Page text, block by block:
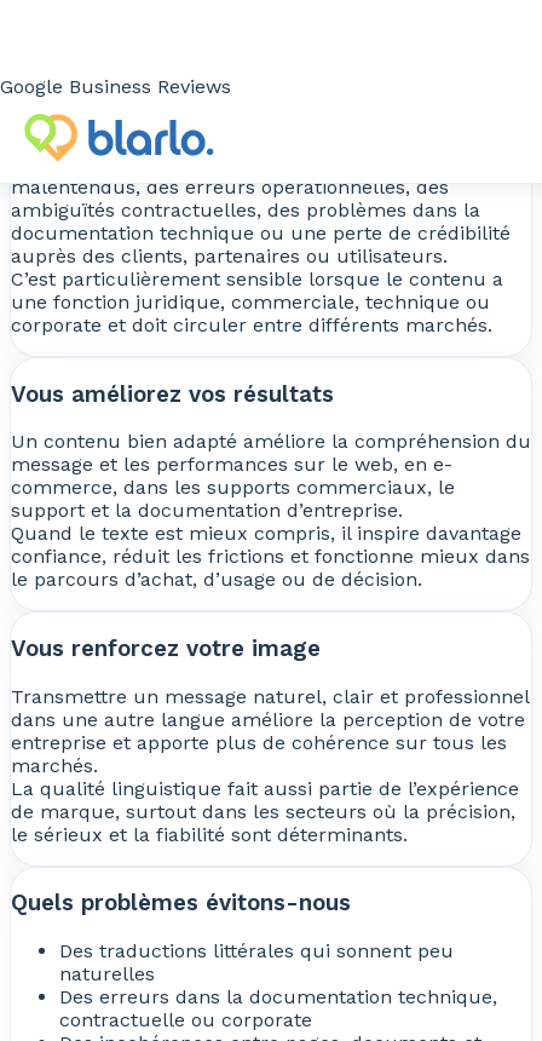
Google Business Reviews
Vous évitez des erreurs critiques
Une traduction de mauvaise qualité peut entraîner des
malentendus, des erreurs opérationnelles, des
ambiguïtés contractuelles, des problèmes dans la
documentation technique ou une perte de crédibilité
auprès des clients, partenaires ou utilisateurs.
C’est particulièrement sensible lorsque le contenu a
une fonction juridique, commerciale, technique ou
corporate et doit circuler entre différents marchés.
Vous améliorez vos résultats
Un contenu bien adapté améliore la compréhension du
message et les performances sur le web, en e-
commerce, dans les supports commerciaux, le
support et la documentation d’entreprise.
Quand le texte est mieux compris, il inspire davantage
confiance, réduit les frictions et fonctionne mieux dans
le parcours d’achat, d’usage ou de décision.
Vous renforcez votre image
Transmettre un message naturel, clair et professionnel
dans une autre langue améliore la perception de votre
entreprise et apporte plus de cohérence sur tous les
marchés.
La qualité linguistique fait aussi partie de l’expérience
de marque, surtout dans les secteurs où la précision,
le sérieux et la fiabilité sont déterminants.
Quels problèmes évitons-nous
Des traductions littérales qui sonnent peu
naturelles
Des erreurs dans la documentation technique,
contractuelle ou corporate